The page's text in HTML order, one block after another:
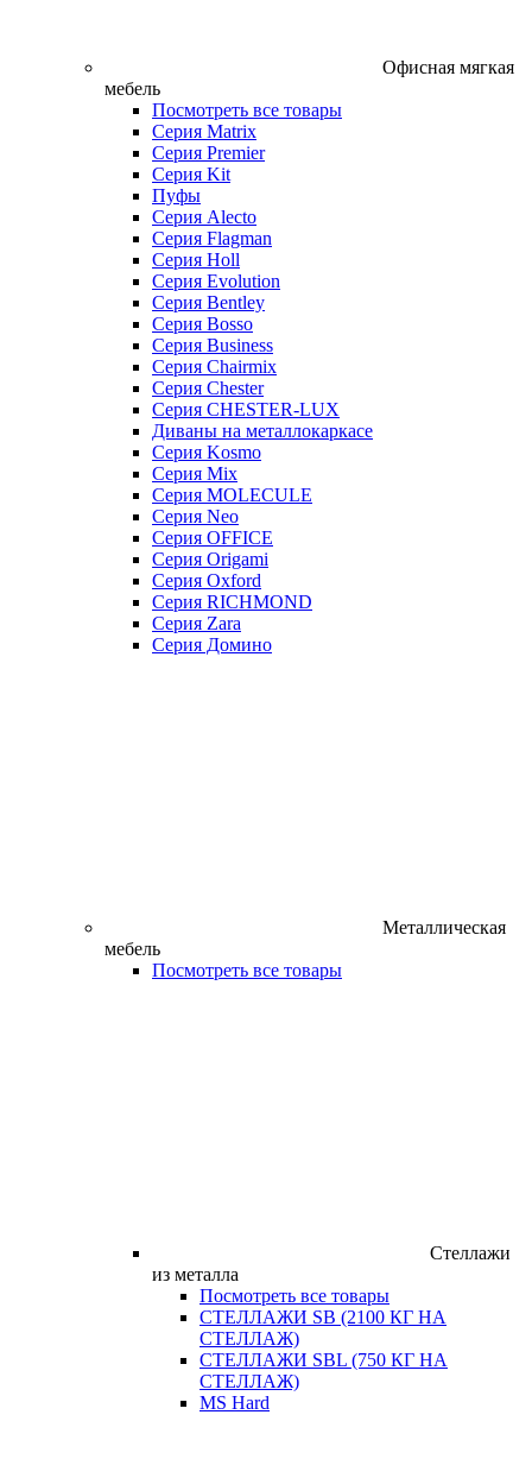
Офисная мягкая
мебель
Посмотреть все товары
Серия Matrix
Серия Premier
Серия Kit
Пуфы
Серия Alecto
Серия Flagman
Серия Holl
Серия Evolution
Серия Bentley
Серия Bosso
Серия Business
Серия Chairmix
Серия Chester
Серия CHESTER-LUX
Диваны на металлокаркасе
Серия Kosmo
Серия Mix
Серия MOLECULE
Серия Neo
Серия OFFICE
Серия Origami
Серия Oxford
Серия RICHMOND
Серия Zara
Серия Домино
Металлическая
мебель
Посмотреть все товары
Стеллажи
из металла
Посмотреть все товары
СТЕЛЛАЖИ SB (2100 КГ НА
СТЕЛЛАЖ)
СТЕЛЛАЖИ SBL (750 КГ НА
СТЕЛЛАЖ)
MS Hard